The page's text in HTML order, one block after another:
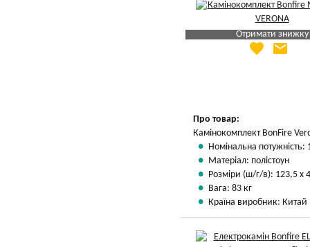
Отримати знижку
Яка Ваша ціна
favorite email
Про товар:
Камінокомплект BonFire
Номінальна потужність:
Матеріал: полістоун
Розміри (ш/г/в): 123,5 х
Вага: 83 кг
Країна виробник: Китай